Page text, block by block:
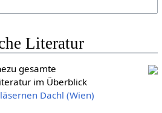
Literatur
gesamte
im Überblick
Dachl (Wien)